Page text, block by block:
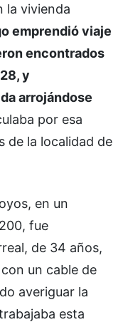
la vivienda
emprendió viaje
encontrados
y
arrojándose
por esa
de la localidad de
en un
fue
de 34 años,
un cable de
averiguar la
esta